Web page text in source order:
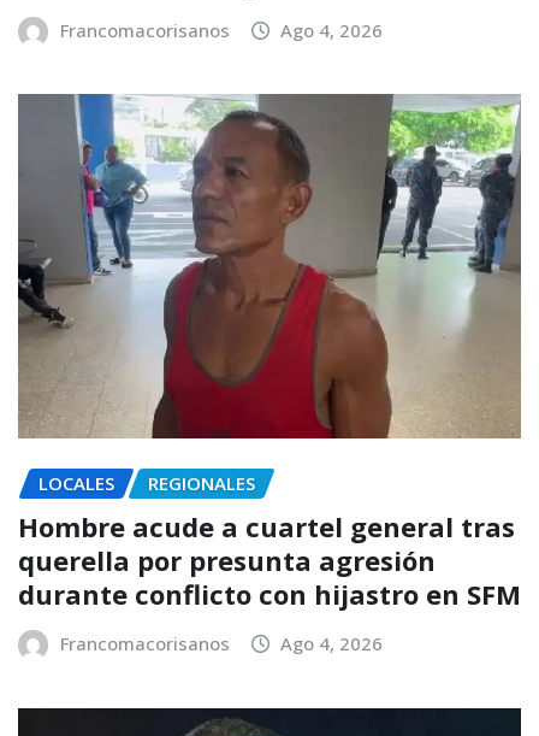
Francomacorisanos Ago 4, 2026
LOCALES REGIONALES
Hombre acude a cuartel general tras
querella por presunta agresión
durante conflicto con hijastro en SFM
Francomacorisanos Ago 4, 2026